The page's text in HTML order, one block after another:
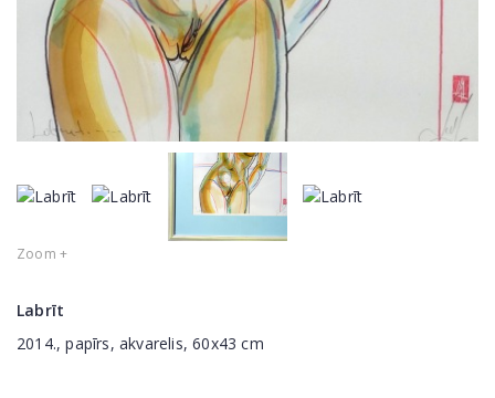
Zoom +
Labrīt
2014., papīrs, akvarelis, 60x43 cm